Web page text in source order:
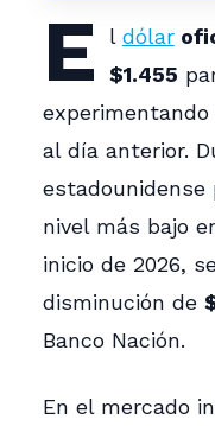
E l dólar
$1.455
al día anterior.
estadounidense
nivel más bajo
inicio de 2026,
disminución de
Banco Nación.
En el mercado